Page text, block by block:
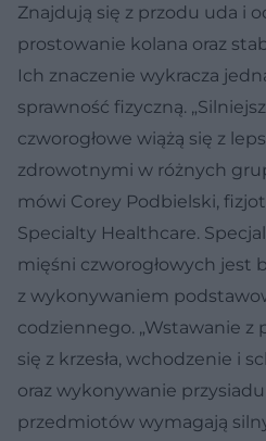
Znajdują się z przodu uda i
prostowanie kolana oraz
Ich znaczenie wykracza
sprawność fizyczną.
czworogłowe wiążą się z
zdrowotnymi w różnych
mówi Corey Podbielski,
Specialty Healthcare.
mięśni czworogłowych jest
z wykonywaniem
codziennego. „Wstawanie z
się z krzesła, wchodzenie i
oraz wykonywanie
przedmiotów wymagają